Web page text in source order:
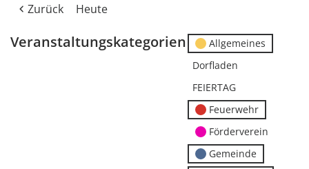
Zurück Heute
Veranstaltungskategorien
Allgemeines
Dorfladen
FEIERTAG
Feuerwehr
Förderverein
Gemeinde